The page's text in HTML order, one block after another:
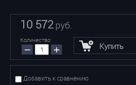
10 572 руб.
Количество:
− + Купить
Добавить к сравнению